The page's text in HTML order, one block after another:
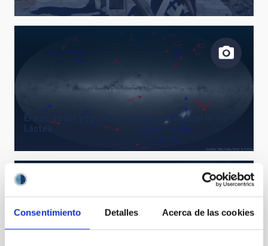
Consentimiento Detalles Acerca de las cookies
El vals de las pequeñas galaxias que rodean la Vía
Láctea